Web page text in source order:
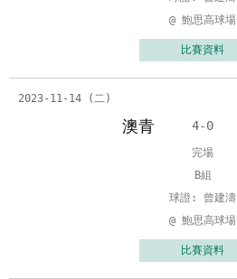
@ 鮑思高球場
比賽資料
2023-11-14 (二)
澳青 4-0
完場
B組
球證: 曾建濤
@ 鮑思高球場
比賽資料